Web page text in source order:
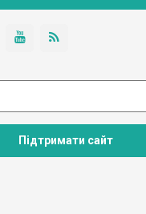
Підтримати сайт